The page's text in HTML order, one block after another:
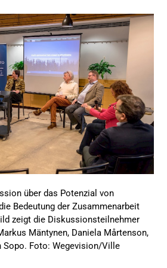
über das Potenzial von
Bedeutung der Zusammenarbeit
zeigt die Diskussionsteilnehmer
Mäntynen, Daniela Mårtenson,
Sopo. Foto: Wegevision/Ville